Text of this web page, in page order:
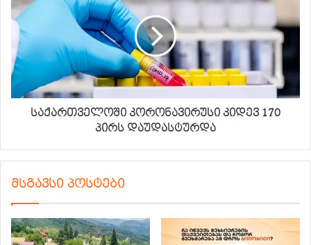
საქართველოში კორონავირუსი კიდევ 170
პირს დაუდასტურდა
მსგავსი პოსტები